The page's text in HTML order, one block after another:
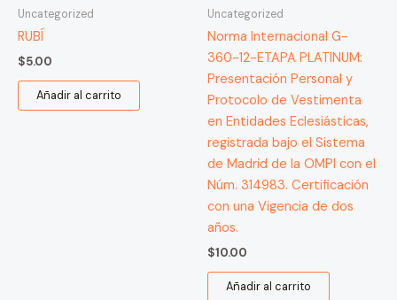
Uncategorized
RUBÍ
$5.00
Añadir al carrito
Uncategorized
Norma Internacional G-
360-12-ETAPA PLATINUM:
Presentación Personal y
Protocolo de Vestimenta
en Entidades Eclesiásticas,
registrada bajo el Sistema
de Madrid de la OMPI con el
Núm. 314983. Certificación
con una Vigencia de dos
años.
$10.00
Añadir al carrito